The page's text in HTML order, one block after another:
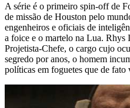
A série é o primeiro spin-off de
de missão de Houston pelo
engenheiros e oficiais de
a foice e o martelo na Lua. Rhys
Projetista-Chefe, o cargo cujo
segredo por anos, o homem
políticas em foguetes que de fato